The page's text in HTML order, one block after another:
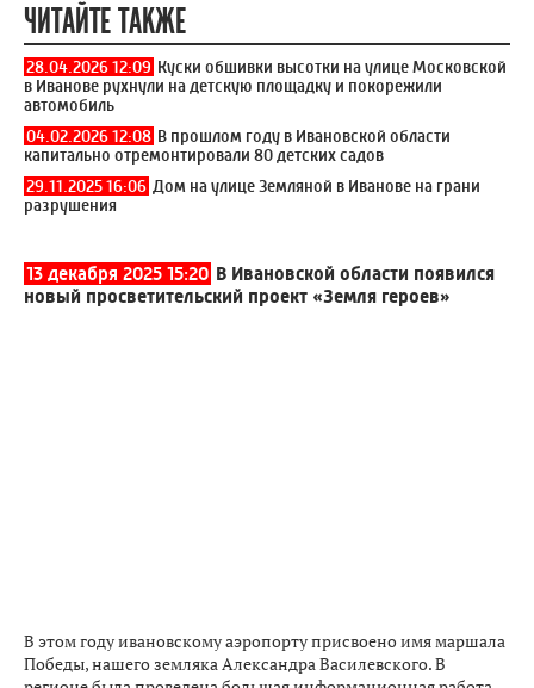
ЧИТАЙТЕ ТАКЖЕ
28.04.2026 12:09 Куски обшивки высотки на улице Московской
в Иванове рухнули на детскую площадку и покорежили
автомобиль
04.02.2026 12:08 В прошлом году в Ивановской области
капитально отремонтировали 80 детских садов
29.11.2025 16:06 Дом на улице Земляной в Иванове на грани
разрушения
13 декабря 2025 15:20 В Ивановской области появился
новый просветительский проект «Земля героев»
В этом году ивановскому аэропорту присвоено имя маршала
Победы, нашего земляка Александра Василевского. В